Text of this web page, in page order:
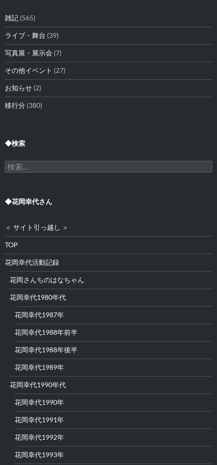
雑記 (565)
ライブ・舞台 (39)
写真展・展示会 (7)
その他イベント (27)
お知らせ (2)
移行分 (380)
◆検索
検
索:
◆花岡幸代さん
＜ サイト引っ越し ＞
TOP
花岡幸代活動記録
花岡さんちのはなちゃん
花岡幸代1980年代
花岡幸代1987年
花岡幸代1988年前半
花岡幸代1988年後半
花岡幸代1989年
花岡幸代1990年代
花岡幸代1990年
花岡幸代1991年
花岡幸代1992年
花岡幸代1993年